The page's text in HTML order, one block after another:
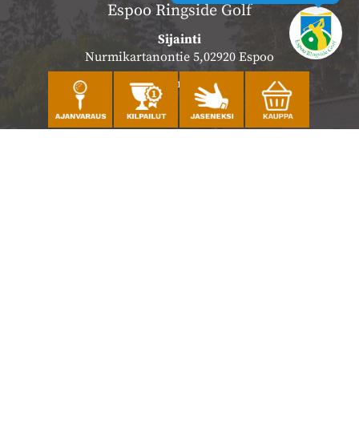
Espoo Ringside Golf
Sijainti
Nurmikartanontie 5,02920 Espoo
Katso sijainti kartalla